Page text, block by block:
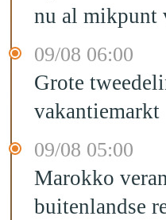
nu al mikpunt
09/08 06:00
Grote
vakantiemarkt
09/08 05:00
Marokko
buitenlandse